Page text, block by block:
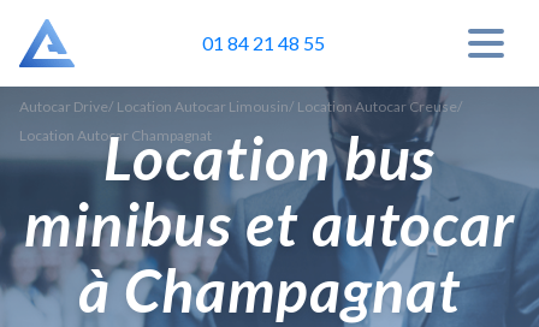
01 84 21 48 55
Autocar Drive/ Location Autocar Limousin/ Location Autocar Creuse/
Location Autocar Champagnat
Location bus
minibus et autocar
à Champagnat